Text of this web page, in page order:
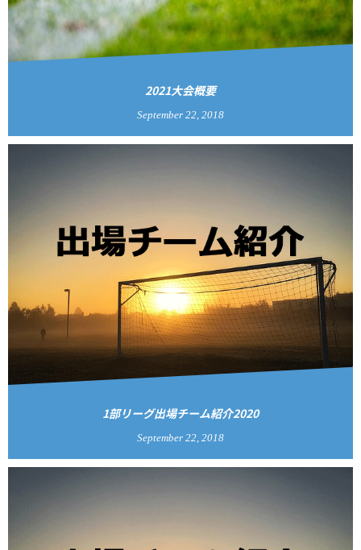
2021大会概要
September 22, 2018
1部リーグ出場チーム紹介2020
September 22, 2018